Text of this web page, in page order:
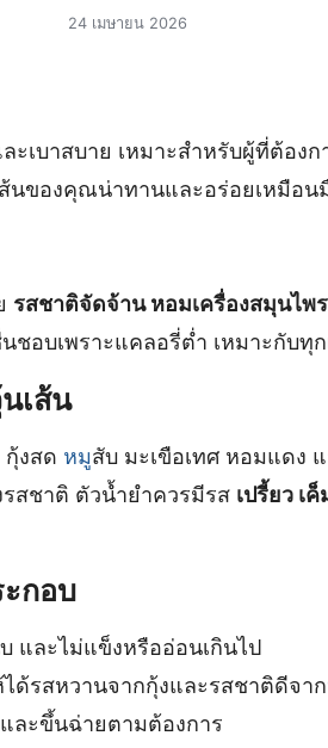
24 เมษายน 2026
ะเบาสบาย เหมาะสำหรับผู้ที่ต้อง
นของคุณน่าทานและอร่อยเหมือน
รสชาติจัดจ้าน หอมเครื่องสมุนไพร
อบเพราะแคลอรี่ต่ำ เหมาะกับทุก
เส้น
กุ้งสด หมูสับ มะเขือเทศ หอมแดง
สชาติ ตัวน้ำยำควรมีรส เปรี้ยว เ
กอบ
และไม่แข็งหรืออ่อนเกินไป
ด้รสหวานจากกุ้งและรสชาติดีจาก
ละขึ้นฉ่ายตามต้องการ